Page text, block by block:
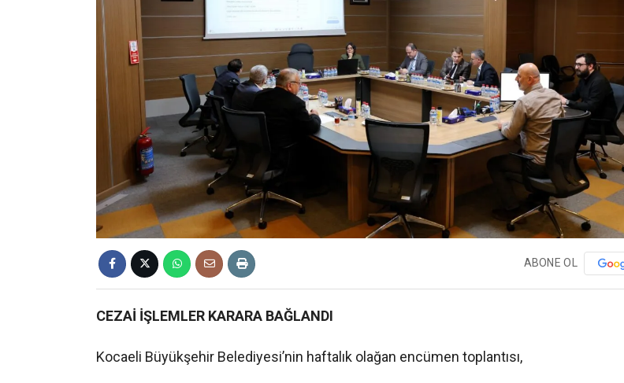
ABONE OL
CEZAİ İŞLEMLER KARARA BAĞLANDI
Kocaeli Büyükşehir Belediyesi’nin haftalık olağan encümen toplantısı,